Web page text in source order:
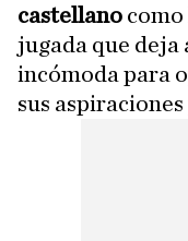
castellano como
jugada que deja
incómoda para
sus